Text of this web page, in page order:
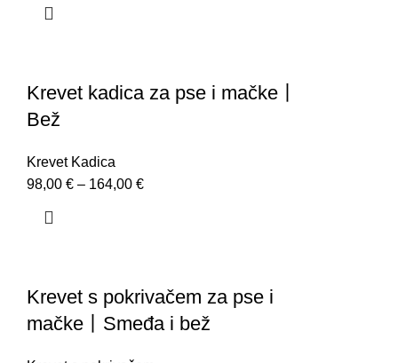
Krevet kadica za pse i mačke丨
Bež
Krevet Kadica
98,00 € – 164,00 €
Krevet s pokrivačem za pse i
mačke丨Smeđa i bež